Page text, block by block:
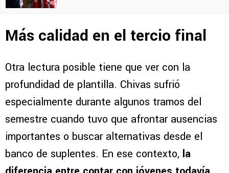
Más calidad en el tercio final
Otra lectura posible tiene que ver con la
profundidad de plantilla. Chivas sufrió
especialmente durante algunos tramos del
semestre cuando tuvo que afrontar ausencias
importantes o buscar alternativas desde el
banco de suplentes. En ese contexto, la